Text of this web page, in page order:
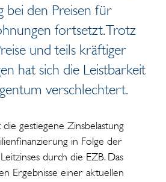
bei den Preisen für
fortsetzt. Trotz
und teils kräftiger
hat sich die Leistbarkeit
verschlechtert.
gestiegene Zinsbelastung
in Folge der
durch die EZB. Das
Ergebnisse einer aktuellen